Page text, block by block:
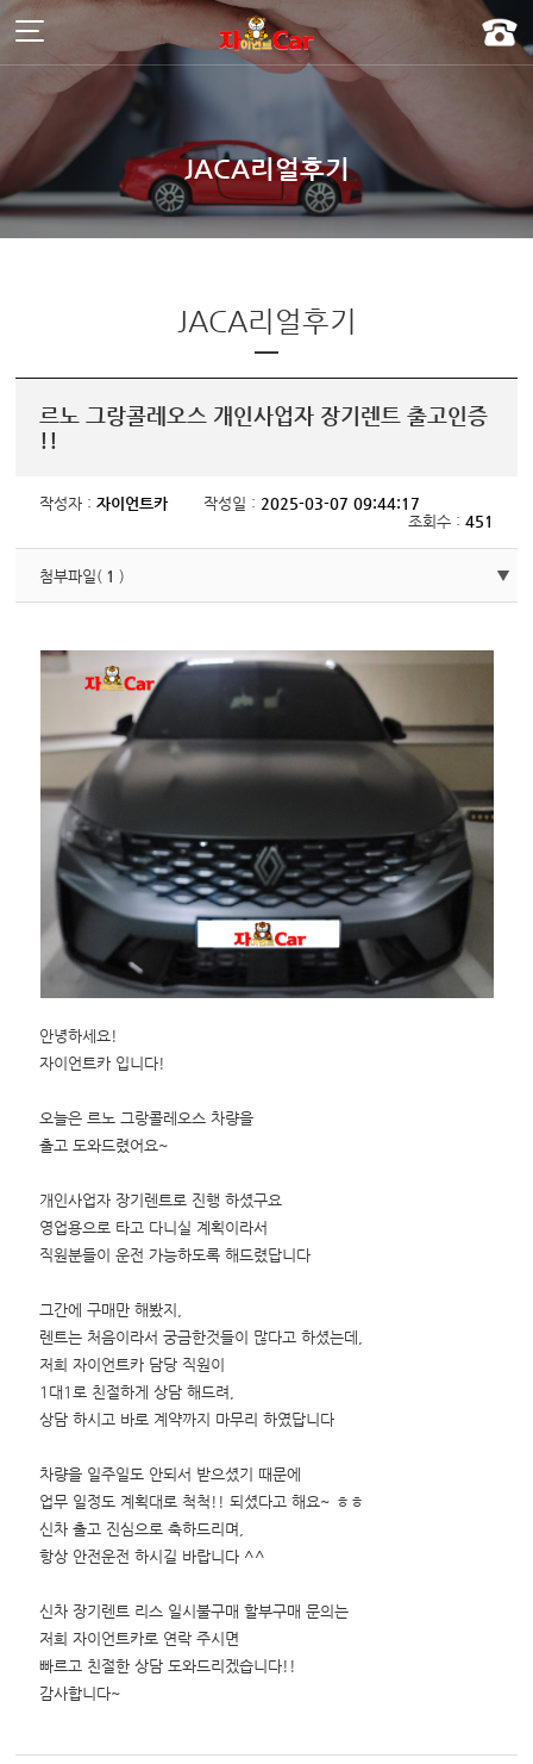
주메뉴 바로가기
컨텐츠 바로가기
JACA리얼후기
JACA리얼후기
르노 그랑콜레오스 개인사업자 장기렌트 출고인증
!!
작성자 :자이언트카 작성일 : 2025-03-07 09:44:17
조회수 : 451
첨부파일( 1 )
안녕하세요!
자이언트카 입니다!
오늘은 르노 그랑콜레오스 차량을
출고 도와드렸어요~
개인사업자 장기렌트로 진행 하셨구요
영업용으로 타고 다니실 계획이라서
직원분들이 운전 가능하도록 해드렸답니다
그간에 구매만 해봤지,
렌트는 처음이라서 궁금한것들이 많다고 하셨는데,
저희 자이언트카 담당 직원이
1대1로 친절하게 상담 해드려,
상담 하시고 바로 계약까지 마무리 하였답니다
차량을 일주일도 안되서 받으셨기 때문에
업무 일정도 계획대로 척척!! 되셨다고 해요~ ㅎㅎ
신차 출고 진심으로 축하드리며,
항상 안전운전 하시길 바랍니다 ^^
신차 장기렌트 리스 일시불구매 할부구매 문의는
저희 자이언트카로 연락 주시면
빠르고 친절한 상담 도와드리겠습니다!!
감사합니다~